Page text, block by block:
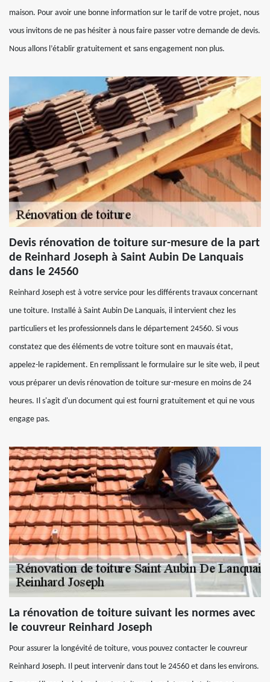
maison. Pour avoir une bonne information sur le tarif de votre projet, nous
vous invitons de ne pas hésiter à nous faire passer votre demande de devis.
Nous allons l’établir gratuitement et sans engagement non plus.
Devis rénovation de toiture sur-mesure de la part
de Reinhard Joseph à Saint Aubin De Lanquais
dans le 24560
Reinhard Joseph est à votre service pour les différents travaux concernant
une toiture. Installé à Saint Aubin De Lanquais, il intervient chez les
particuliers et les professionnels dans le département 24560. Si vous
constatez que des éléments de votre toiture sont en mauvais état,
appelez-le rapidement. En remplissant le formulaire sur le site web, il peut
vous préparer un devis rénovation de toiture sur-mesure en moins de 24
heures. Il s'agit d'un document qui est fourni gratuitement et qui ne vous
engage pas.
La rénovation de toiture suivant les normes avec
le couvreur Reinhard Joseph
Pour assurer la longévité de toiture, vous pouvez contacter le couvreur
Reinhard Joseph. Il peut intervenir dans tout le 24560 et dans les environs.